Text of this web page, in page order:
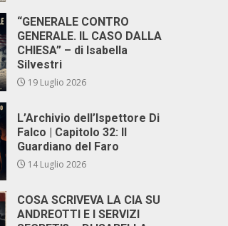
“GENERALE CONTRO
GENERALE. IL CASO DALLA
CHIESA” – di Isabella
Silvestri
19 Luglio 2026
L’Archivio dell’Ispettore Di
Falco | Capitolo 32: Il
Guardiano del Faro
14 Luglio 2026
COSA SCRIVEVA LA CIA SU
ANDREOTTI E I SERVIZI